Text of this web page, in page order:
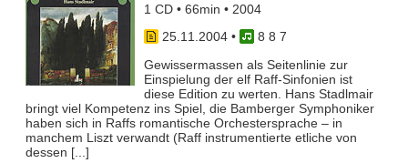
1 CD • 66min • 2004
25.11.2004•
8 8 7
Gewissermassen als Seitenlinie zur
Einspielung der elf Raff-Sinfonien ist
diese Edition zu werten. Hans Stadlmair
bringt viel Kompetenz ins Spiel, die Bamberger Symphoniker
haben sich in Raffs romantische Orchestersprache – in
manchem Liszt verwandt (Raff instrumentierte etliche von
dessen [...]